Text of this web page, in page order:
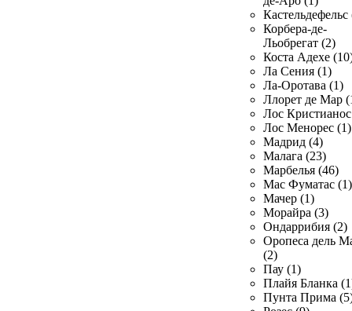
Кастельдефельс
Корбера-де-
Льобрегат (2)
Коста Адехе
Ла Сения (1)
Ла-Оротава (1)
Ллорет де Мар
Лос
Лос Менорес (1)
Мадрид (4)
Малага (23)
Марбелья (46)
Мас Фуматас (1)
Мачер (1)
Морайра (3)
Ондаррибия (2)
Оропеса дель
(2)
Пау (1)
Плайя Бланка
Пунта Прима